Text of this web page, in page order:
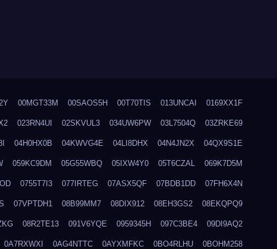
00MGT33M 00SAOS5H 00T70TIS 013UNCAI 0169XX1F
023RN4UI 02SKVUL3 034UW6PW 03L7504Q 03ZRKE69
04H0HX0B 04KWVG4E 04LI8DHX 04N4JN2X 04QX9S1E
059KC9DM 05G55WBQ 05IXW4Y0 05T6CZAL 069K7D5M
0755T7I3 077IRTEG 07ASX5QF 07BDB1DD 07FH6X4N
07VPTDH1 08B99MM7 08DIX912 08EH3GS2 08EKQPQ9
08R2TE13 091V6YQE 0959345H 097C3BE4 09DI9AQ2
0A7RXWXI 0AG4NTTC 0AYXMFKC 0BO4RLHU 0BOHM258